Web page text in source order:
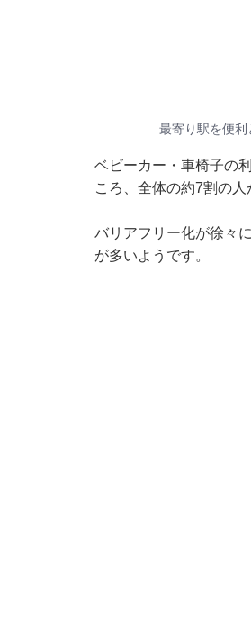
最寄り駅を便利
ベビーカー・車椅子の
ころ、全体の約7割の
バリアフリー化が徐々
が多いようです。